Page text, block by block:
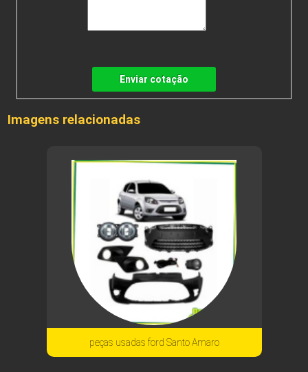
Enviar cotação
Imagens relacionadas
peças usadas ford Santo Amaro